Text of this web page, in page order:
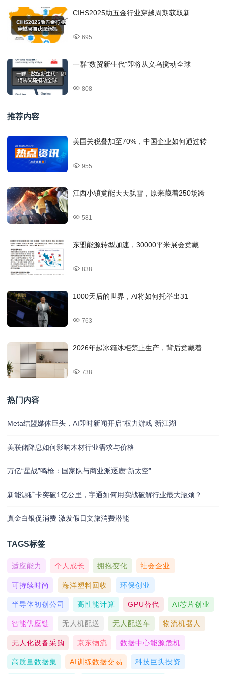
CIHS2025助五金行业穿越周期获取新
695
一群“数贸新生代”即将从义乌搅动全球
808
推荐内容
美国关税叠加至70%，中国企业如何通过转
955
江西小镇竟能天天飘雪，原来藏着250场跨
581
东盟能源转型加速，30000平米展会竟藏
838
1000天后的世界，AI将如何托举出31
763
2026年起冰箱冰柜禁止生产，背后竟藏着
738
热门内容
Meta结盟媒体巨头，AI即时新闻开启“权力游戏”新江湖
美联储降息如何影响木材行业需求与价格
万亿“星战”鸣枪：国家队与商业派逐鹿“新太空”
新能源矿卡突破1亿公里，宇通如何用实战破解行业最大瓶颈？
真金白银促消费 激发假日文旅消费潜能
TAGS标签
适应能力 个人成长 拥抱变化 社会企业
可持续时尚 海洋塑料回收 环保创业
半导体初创公司 高性能计算 GPU替代 AI芯片创业
智能供应链 无人机配送 无人配送车 物流机器人
无人化设备采购 京东物流 数据中心能源危机
高质量数据集 AI训练数据交易 科技巨头投资